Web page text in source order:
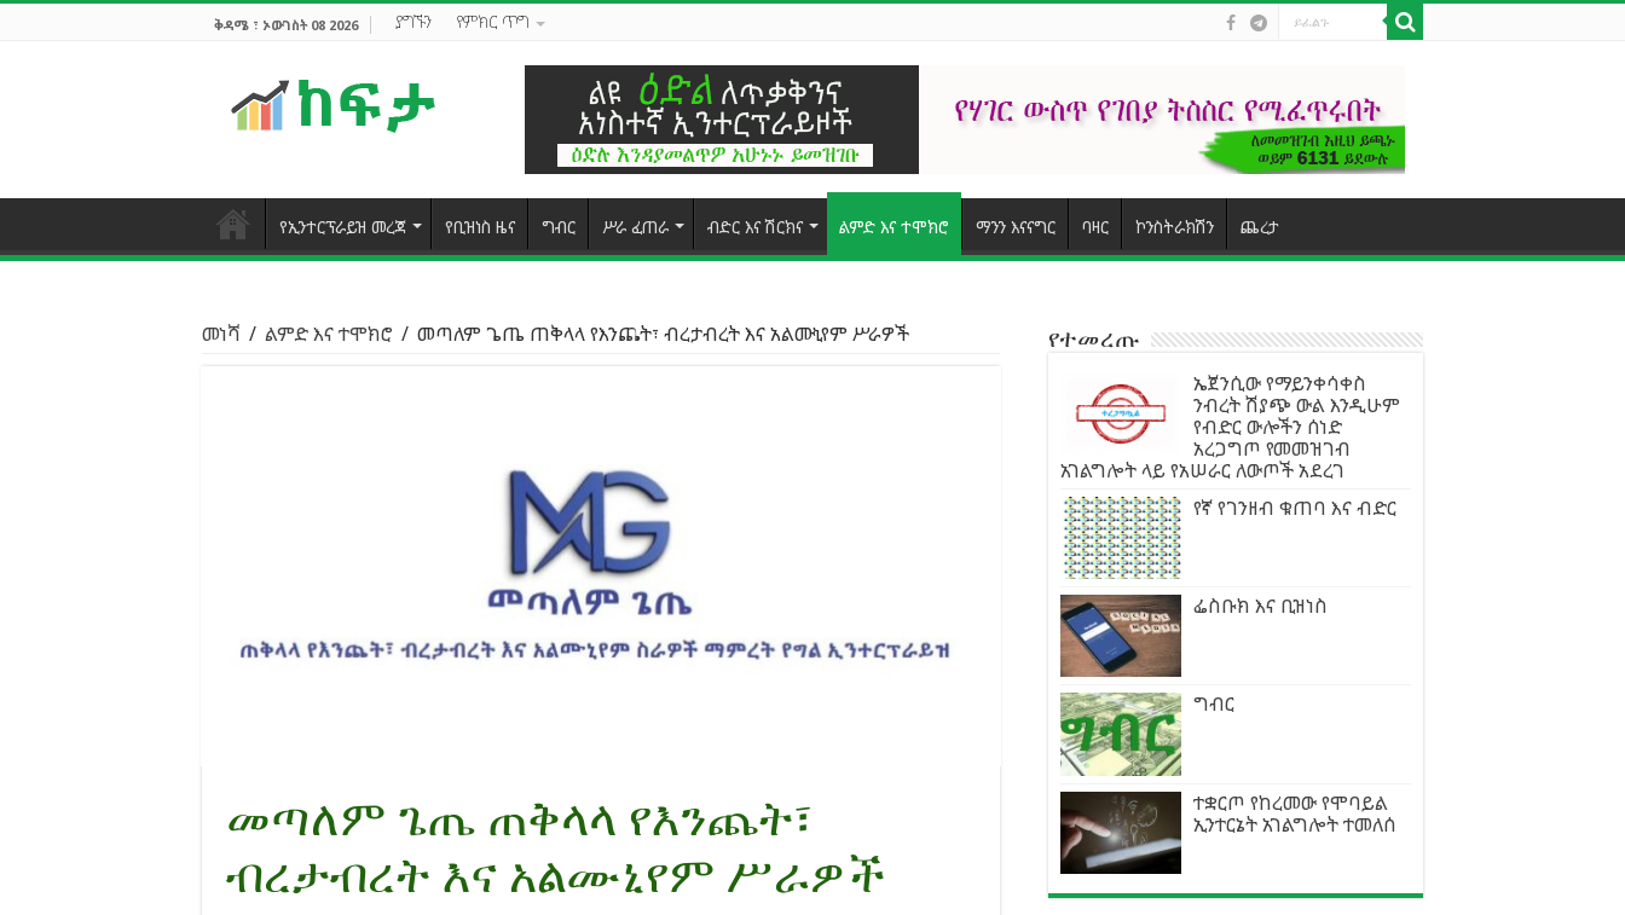
ቅዳሜ ፣ ኦውገስት 08 2026 ያግኙን የምክር ጥግ
የኢንተርፕራይዝ መረጃ የቢዝነስ ዜና ግብር ሥራ ፈጠራ ብድር እና ሽርክና ልምድ እና ተሞክሮ ማንን እናናግር ባዛር ኮንስትራክሽን ጨረታ
መነሻ / ልምድ እና ተሞክሮ / መጣለም ጌጤ ጠቅላላ የእንጨት፣ ብረታብረት እና አልሙኒየም ሥራዎች
መጣለም ጌጤ ጠቅላላ የእንጨት፣
ብረታብረት እና አልሙኒየም ሥራዎች
የተመረጡ
ኤጀንሲው የማይንቀሳቀስ
ንብረት ሽያጭ ውል እንዲሁም
የብድር ውሎችን ሰነድ
አረጋግጦ የመመዝገብ
አገልግሎት ላይ የአሠራር ለውጦች አደረገ
የኛ የገንዘብ ቁጠባ እና ብድር
ፌስቡክ እና ቢዝነስ
ግብር
ተቋርጦ የከረመው የሞባይል
ኢንተርኔት አገልግሎት ተመለሰ